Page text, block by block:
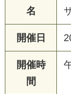
名
開催日
開催時
間